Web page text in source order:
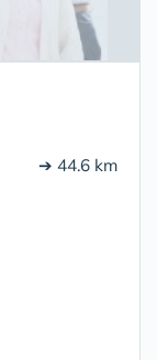
➔ 44.6 km